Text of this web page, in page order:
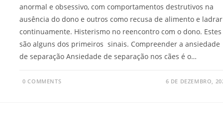
anormal e obsessivo, com comportamentos destrutivos na
ausência do dono e outros como recusa de alimento e ladrar
continuamente. Histerismo no reencontro com o dono. Estes
são alguns dos primeiros sinais. Compreender a ansiedade
de separação Ansiedade de separação nos cães é o…
0 COMMENTS 6 DE DEZEMBRO,